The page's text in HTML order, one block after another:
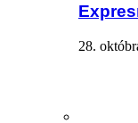
28.